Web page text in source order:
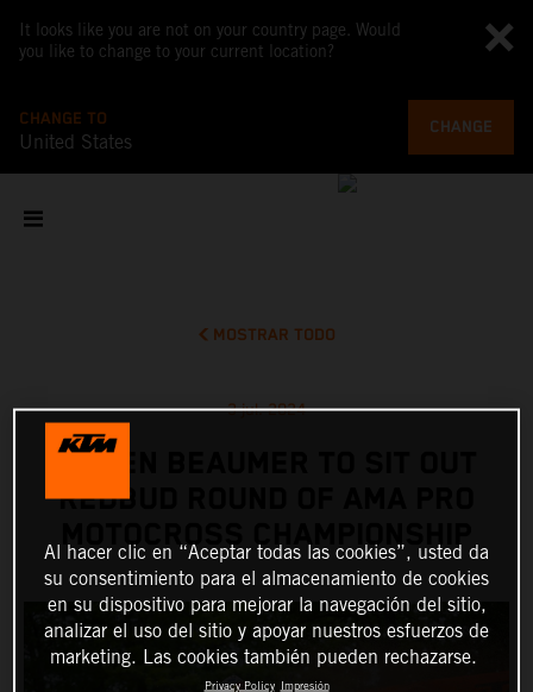
It looks like you are not on your country page. Would
you like to change to your current location?
CHANGE TO
United States
CHANGE
MOSTRAR TODO
3 jul. 2024
JULIEN BEAUMER TO SIT OUT
REDBUD ROUND OF AMA PRO
MOTOCROSS CHAMPIONSHIP
Al hacer clic en “Aceptar todas las cookies”, usted da
su consentimiento para el almacenamiento de cookies
en su dispositivo para mejorar la navegación del sitio,
analizar el uso del sitio y apoyar nuestros esfuerzos de
marketing. Las cookies también pueden rechazarse.
Privacy Policy Impresión